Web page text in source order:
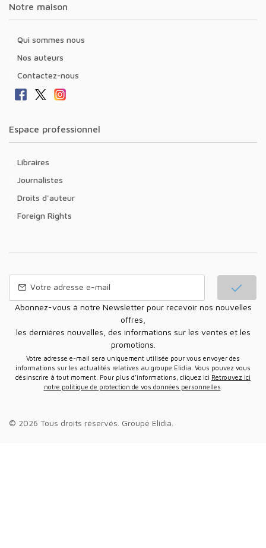
Notre maison
Qui sommes nous
Nos auteurs
Contactez-nous
Espace professionnel
Libraires
Journalistes
Droits d'auteur
Foreign Rights
Abonnez-vous à notre Newsletter pour recevoir nos nouvelles
offres,
les dernières nouvelles, des informations sur les ventes et les
promotions.
Votre adresse e-mail sera uniquement utilisée pour vous envoyer des
informations sur les actualités relatives au groupe Elidia. Vous pouvez vous
désinscrire à tout moment. Pour plus d’informations, cliquez ici Retrouvez ici
notre politique de protection de vos données personnelles
© 2026 Tous droits réservés. Groupe Elidia